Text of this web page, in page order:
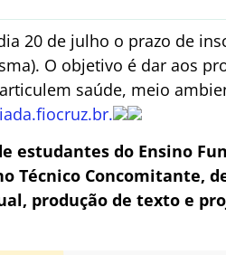
20 de julho o prazo de
O objetivo é dar aos
saúde, meio
estudantes do Ensino
Técnico Concomitante,
produção de texto e